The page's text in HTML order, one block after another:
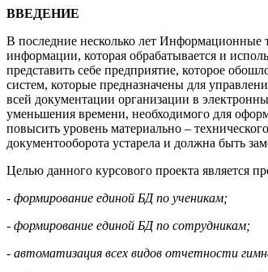
ВВЕДЕНИЕ
В последние несколько лет Информационные
информации, которая обрабатывается и
представить себе предприятие, которое
систем, которые предназначены для
всей документации организации в
уменьшения времени, необходимого для
повысить уровень материально –
документооборота устарела и должна быть
Целью данного курсового проекта является
- формирование единой БД по ученикам;
- формирование единой БД по сотрудникам;
- автоматизация всех видов отчетности